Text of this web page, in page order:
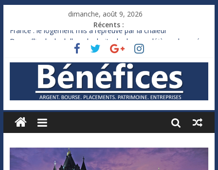
dimanche, août 9, 2026
Récents :
France : le logement mis à l’épreuve par la chaleur
Des milliards de dollars de droits de douane déjà remboursés
Royaume-Uni : Andy Burnham recule sur l’impôt
Xavier Niel, le milliardaire qui ne touche presque rien
Ruée des fortunes russes vers l’étranger